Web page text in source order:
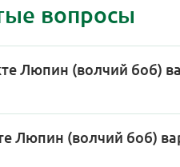
вопросы
Люпин (волчий боб)
Люпин (волчий боб)